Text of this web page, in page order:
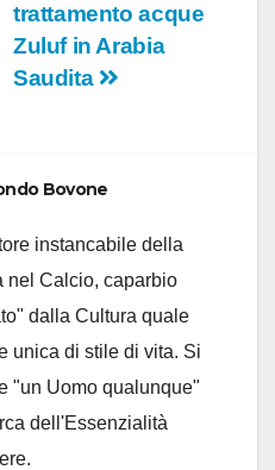
trattamento acque
Zuluf in Arabia
Saudita
Bovone
instancabile della
nel Calcio, caparbio
dalla Cultura quale
unica di stile di vita. Si
"un Uomo qualunque"
dell'Essenzialità